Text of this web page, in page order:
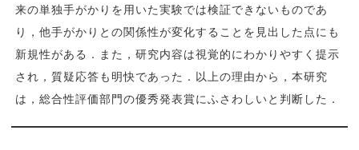
来の単独手がかりを用いた実験では検証できないものであ
り，他手がかりとの関係性が変化することを見出した点にも
新規性がある．また，研究内容は視覚的にわかりやすく提示
され，質疑応答も明快であった．以上の理由から，本研究
は，総合性評価部門の優秀発表賞にふさわしいと判断した．